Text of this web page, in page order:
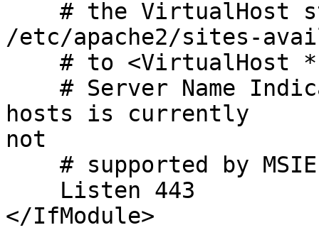
/etc/apache2/sites-
hosts is currently
not
</IfModule>